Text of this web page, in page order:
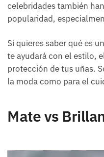
celebridades también
popularidad,
Si quieres saber qué es
te ayudará con el estilo,
protección de tus uñas.
la moda como para el
Mate vs